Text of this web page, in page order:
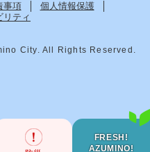
FRESH!
AZUMINO!
事項
個人情報保護
リティ
City. All Rights Reserved.